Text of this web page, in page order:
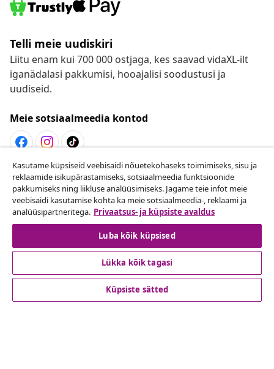
Telli meie uudiskiri
Liitu enam kui 700 000 ostjaga, kes saavad vidaXL-ilt
iganädalasi pakkumisi, hooajalisi soodustusi ja
uudiseid.
Meie sotsiaalmeedia kontod
Lepingust taganemine
Esita oma tellimuse kohta tagastamissoov.
Lepingust taganemine
Klienditeenindus
Kasutame küpsiseid veebisaidi nõuetekohaseks toimimiseks, sisu ja
reklaamide isikupärastamiseks, sotsiaalmeedia funktsioonide
pakkumiseks ning liikluse analüüsimiseks. Jagame teie infot meie
veebisaidi kasutamise kohta ka meie sotsiaalmeedia-, reklaami ja
analüüsipartneritega. Privaatsus- ja küpsiste avaldus
Luba kõik küpsised
Lükka kõik tagasi
Küpsiste sätted